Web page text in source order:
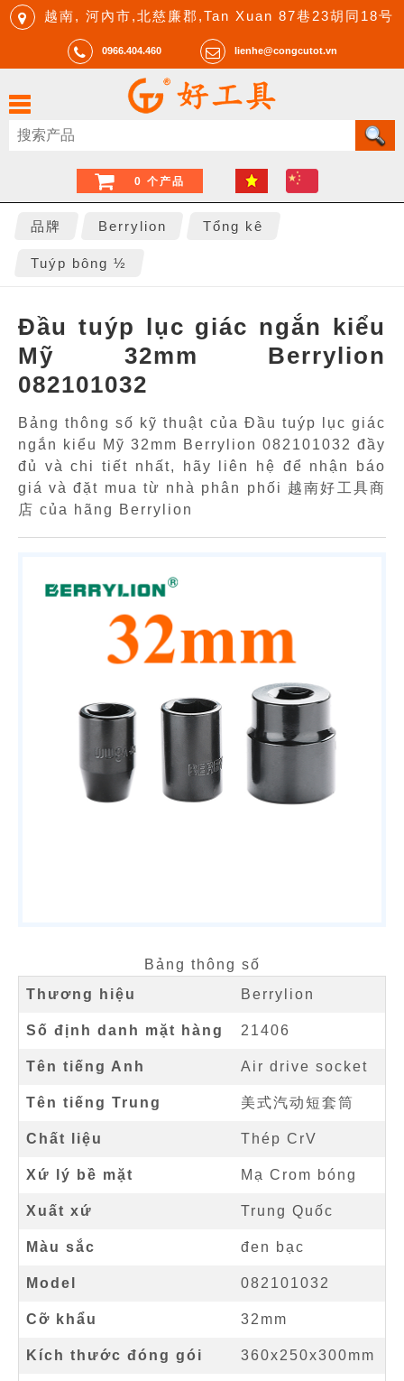
越南, 河內市,北慈廉郡,Tan Xuan 87巷23胡同18号
0966.404.460 lienhe@congcutot.vn
0 个产品
品牌 Berrylion Tổng kê
Tuýp bông ½
Đầu tuýp lục giác ngắn kiểu
Mỹ 32mm Berrylion
082101032
Bảng thông số kỹ thuật của Đầu tuýp lục giác
ngắn kiểu Mỹ 32mm Berrylion 082101032 đầy
đủ và chi tiết nhất, hãy liên hệ để nhận báo
giá và đặt mua từ nhà phân phối 越南好工具商
店 của hãng Berrylion
Bảng thông số
Thương hiệu
Berrylion
Số định danh mặt hàng 21406
Tên tiếng Anh Air drive socket
Tên tiếng Trung 美式汽动短套筒
Chất liệu Thép CrV
Xứ lý bề mặt Mạ Crom bóng
Xuất xứ Trung Quốc
Màu sắc đen bạc
Model 082101032
Cỡ khẩu 32mm
Kích thước đóng gói 360x250x300mm